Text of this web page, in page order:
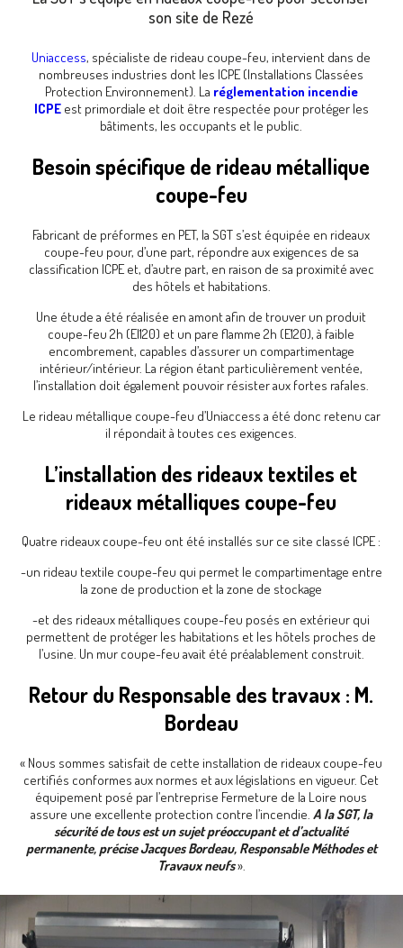
son site de Rezé
Uniaccess, spécialiste de rideau coupe-feu, intervient dans de
nombreuses industries dont les ICPE (Installations Classées
Protection Environnement). La réglementation incendie
ICPEest primordiale et doit être respectée pour protéger les
bâtiments, les occupants et le public.
Besoin spécifique de rideau métallique
coupe-feu
Fabricant de préformes en PET, la SGT s’est équipée en rideaux
coupe-feu pour, d’une part, répondre aux exigences de sa
classification ICPE et, d’autre part, en raison de sa proximité avec
des hôtels et habitations.
Une étude a été réalisée en amont afin de trouver un produit
coupe-feu 2h (EI120) et un pare flamme 2h (E120), à faible
encombrement, capables d’assurer un compartimentage
intérieur/intérieur. La région étant particulièrement ventée,
l’installation doit également pouvoir résister aux fortes rafales.
Le rideau métallique coupe-feu d’Uniaccess a été donc retenu car
il répondait à toutes ces exigences.
L’installation des rideaux textiles et
rideaux métalliques coupe-feu
Quatre rideaux coupe-feu ont été installés sur ce site classé ICPE :
-un rideau textile coupe-feu qui permet le compartimentage entre
la zone de production et la zone de stockage
-et des rideaux métalliques coupe-feu posés en extérieur qui
permettent de protéger les habitations et les hôtels proches de
l’usine. Un mur coupe-feu avait été préalablement construit.
Retour du Responsable des travaux : M.
Bordeau
« Nous sommes satisfait de cette installation de rideaux coupe-feu
certifiés conformes aux normes et aux législations en vigueur. Cet
équipement posé par l’entreprise Fermeture de la Loire nous
assure une excellente protection contre l’incendie. A la SGT, la
sécurité de tous est un sujet préoccupant et d’actualité
permanente, précise Jacques Bordeau, Responsable Méthodes et
Travaux neufs».